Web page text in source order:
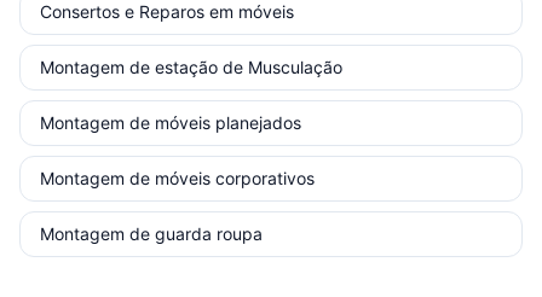
Consertos e Reparos em móveis
Montagem de estação de Musculação
Montagem de móveis planejados
Montagem de móveis corporativos
Montagem de guarda roupa